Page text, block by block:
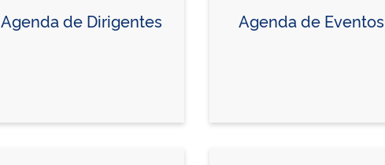
Agenda de Dirigentes Agenda de Eventos